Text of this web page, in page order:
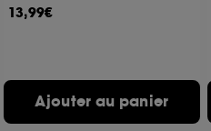
13,99€
Ajouter au panier